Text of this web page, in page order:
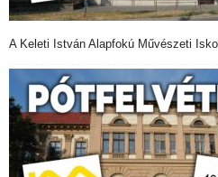
A Keleti István Alapfokú Művészeti